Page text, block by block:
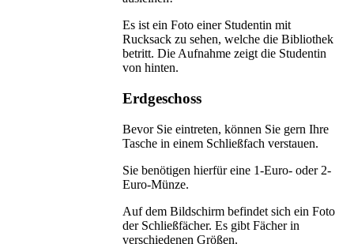
Es ist ein Foto einer Studentin mit
Rucksack zu sehen, welche die Bibliothek
betritt. Die Aufnahme zeigt die Studentin
von hinten.
Erdgeschoss
Bevor Sie eintreten, können Sie gern Ihre
Tasche in einem Schließfach verstauen.
Sie benötigen hierfür eine 1-Euro- oder 2-
Euro-Münze.
Auf dem Bildschirm befindet sich ein Foto
der Schließfächer. Es gibt Fächer in
verschiedenen Größen.